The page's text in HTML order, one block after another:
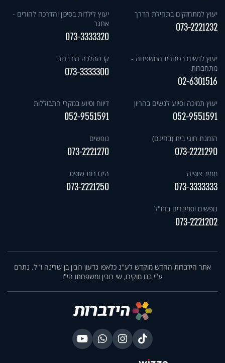
יעוץ למתחזקים בתחילת הדרך
073-2221232
יעוץ לילדות בסיכון והדרכה להורים -
אתגר
073-3333320
יעוץ לנשים בטהרת המשפחה -
מתחברות
02-6301516
קו ההלכה הידברות
073-3333300
יעוץ תמיכה וסיוע לנשים בהריון
052-9551591
דיווח וסיוע במקרי התבוללות
052-9551591
הזמנת חוגי בית (בחינם)
073-2221290
נופשים
073-2221270
ממיר צופיה
073-3333333
הידברות שופס
073-2221250
נופשים וסמינרים בחו"ל
073-2221202
אתר הידברות החדש מוקדש לע"נ כלאפו גדעון רובין בן שרינה ז"ל. נתרם
ע"י בנו מוקירו, שי רובין ומשפחתו הי"ו